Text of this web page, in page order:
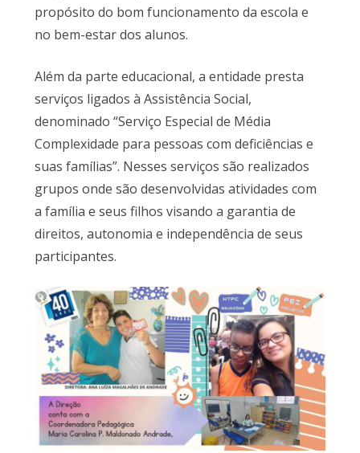
propósito do bom funcionamento da escola e
no bem-estar dos alunos.
Além da parte educacional, a entidade presta
serviços ligados à Assistência Social,
denominado “Serviço Especial de Média
Complexidade para pessoas com deficiências e
suas famílias”. Nesses serviços são realizados
grupos onde são desenvolvidas atividades com
a família e seus filhos visando a garantia de
direitos, autonomia e independência de seus
participantes.